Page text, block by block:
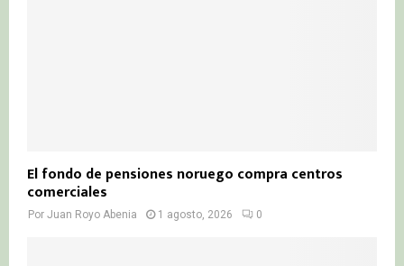
El fondo de pensiones noruego compra centros
comerciales
Por Juan Royo Abenia 1 agosto, 2026 0